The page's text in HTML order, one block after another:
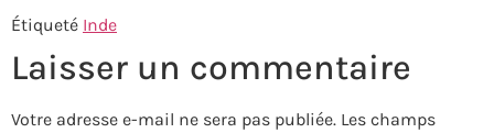
Étiqueté Inde
Laisser un commentaire
Votre adresse e-mail ne sera pas publiée. Les champs